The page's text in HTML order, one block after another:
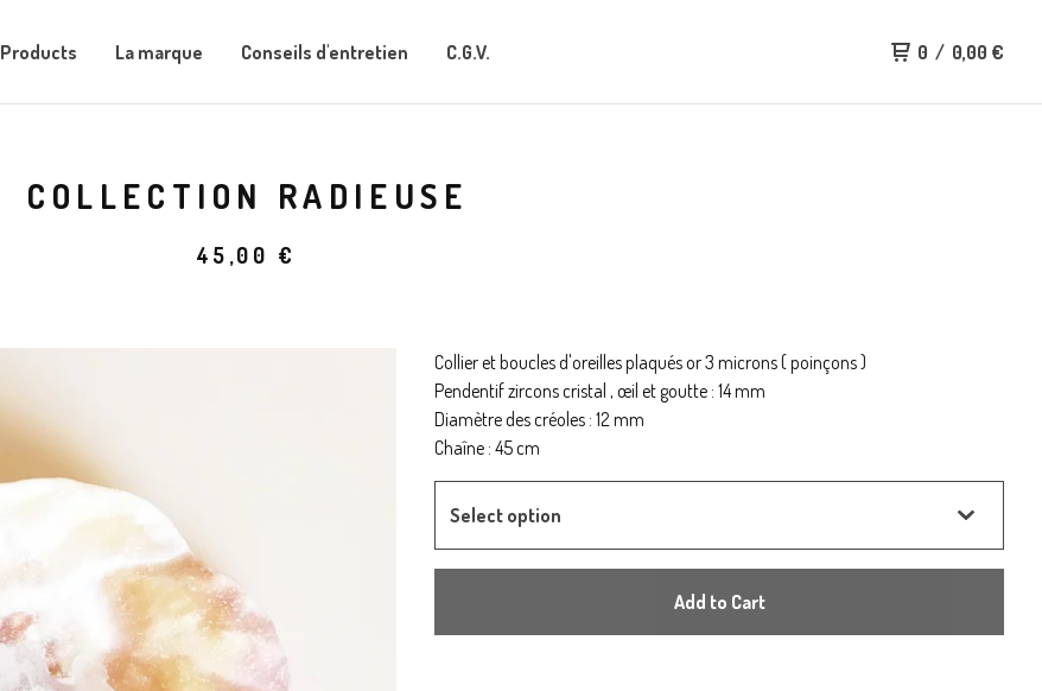
Products La marque Conseils d'entretien C.G.V. 0 / 0,00 €
COLLECTION RADIEUSE
45,00 €
Collier et boucles d'oreilles plaqués or 3 microns ( poinçons )
Pendentif zircons cristal , œil et goutte : 14 mm
Diamètre des créoles : 12 mm
Chaîne : 45 cm
Add to Cart